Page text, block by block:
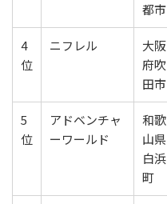
都市
4
位
ニフレル
大阪
府吹
田市
5
位
アドベンチャ
ーワールド
和歌
山県
白浜
町